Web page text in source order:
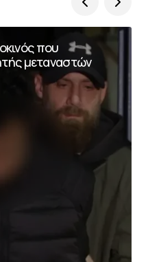
που
μεταναστών